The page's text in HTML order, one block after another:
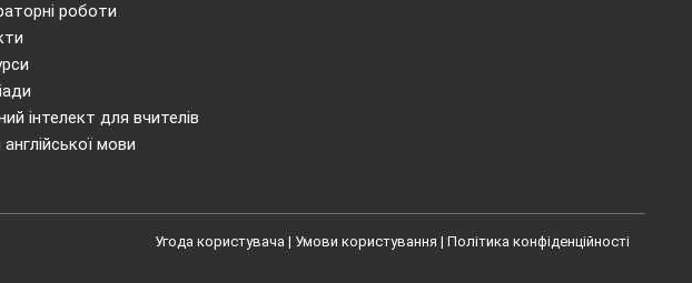
роботи
інтелект для вчителів
мови
Угода користувача | Умови користування | Політика конфіденційності